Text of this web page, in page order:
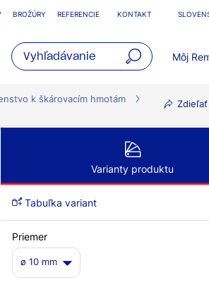
BROŽÚRY REFERENCIE KONTAKT
Môj
k škárovacím hmotám
Zdieľať
Varianty produktu
Tabuľka variant
Priemer
ø 10 mm